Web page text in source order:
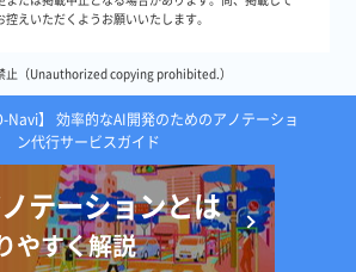
テーションとは
やすく解説
えいただくようお願いいたします。
止（Unauthorized copying prohibited.）
Navi】 効率的なAI開発のためのアノテーショ
ン代行サービスガイド